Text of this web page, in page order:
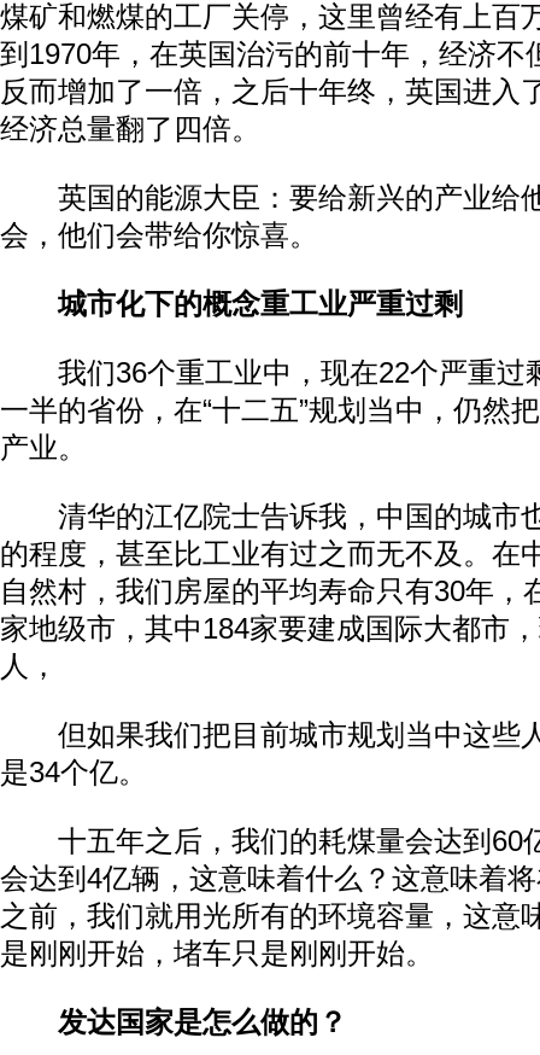
煤矿和燃煤的工厂关停，这里曾经有上百
到1970年，在英国治污的前十年，经济不
反而增加了一倍，之后十年终，英国进入
经济总量翻了四倍。
英国的能源大臣：要给新兴的产业给
会，他们会带给你惊喜。
城市化下的概念重工业严重过剩
我们36个重工业中，现在22个严重过
一半的省份，在“十二五”规划当中，仍然
产业。
清华的江亿院士告诉我，中国的城市
的程度，甚至比工业有过之而无不及。在
自然村，我们房屋的平均寿命只有30年，
家地级市，其中184家要建成国际大都市
人，
但如果我们把目前城市规划当中这些
是34个亿。
十五年之后，我们的耗煤量会达到60
会达到4亿辆，这意味着什么？这意味着
之前，我们就用光所有的环境容量，这意
是刚刚开始，堵车只是刚刚开始。
发达国家是怎么做的？